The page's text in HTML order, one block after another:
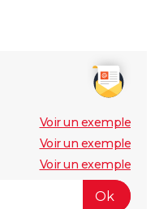
Voir un exemple
Voir un exemple
Voir un exemple